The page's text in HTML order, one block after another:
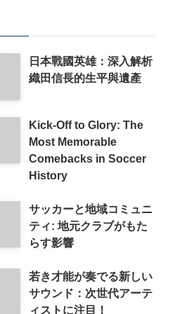
日本戰國英雄：深入解析
織田信長的生平與遺產
Kick-Off to Glory: The
Most Memorable
Comebacks in Soccer
History
サッカーと地域コミュニ
ティ: 地元クラブがもた
らす影響
若き才能が奏でる新しい
サウンド：次世代アーテ
ィストに注目！